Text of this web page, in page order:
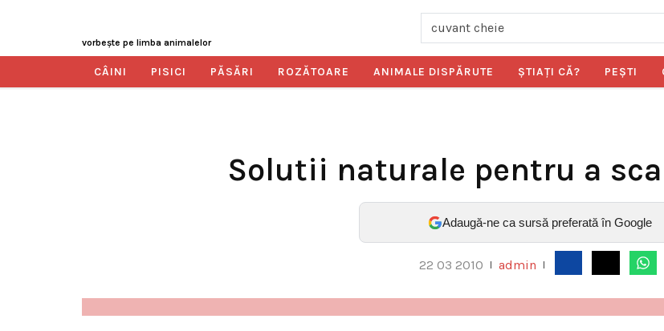
vorbeşte pe limba animalelor
CÂINI PISICI PĂSĂRI ROZĂTOARE ANIMALE DISPĂRUTE ŞTIAŢI CĂ? PEŞTI
Solutii naturale pentru a
Adaugă-ne ca sursă preferată în Google
22 03 2010 admin